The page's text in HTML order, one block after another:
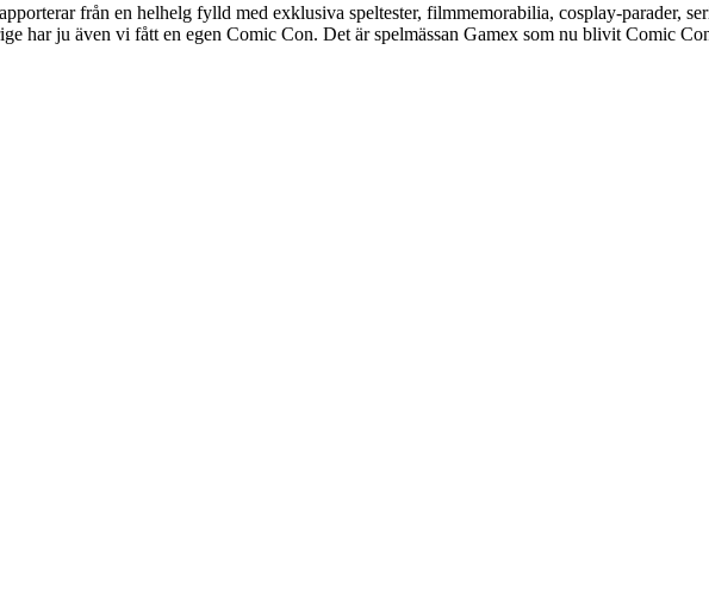
från en helhelg fylld med exklusiva speltester, filmmemorabilia, cosplay-parader,
har ju även vi fått en egen Comic Con. Det är spelmässan Gamex som nu blivit Comic